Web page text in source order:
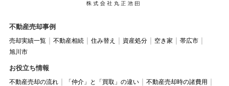
不動産売却事例
売却実績一覧 不動産相続 住み替え 資産処分 空き家
帯広市
旭川市
お役立ち情報
不動産売却の流れ 「仲介」と「買取」の違い
不動産売却時の諸費用